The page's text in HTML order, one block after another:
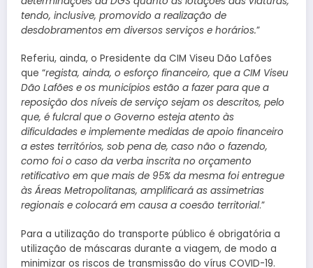
tendo, inclusive, promovido a realização de
desdobramentos em diversos serviços e horários.”
Referiu, ainda, o Presidente da CIM Viseu Dão Lafões
que “regista, ainda, o esforço financeiro, que a CIM Viseu
Dão Lafões e os municípios estão a fazer para que a
reposição dos níveis de serviço sejam os descritos, pelo
que, é fulcral que o Governo esteja atento às
dificuldades e implemente medidas de apoio financeiro
a estes territórios, sob pena de, caso não o fazendo,
como foi o caso da verba inscrita no orçamento
retificativo em que mais de 95% da mesma foi entregue
às Áreas Metropolitanas, amplificará as assimetrias
regionais e colocará em causa a coesão territorial.”
Para a utilização do transporte público é obrigatória a
utilização de máscaras durante a viagem, de modo a
minimizar os riscos de transmissão do vírus COVID-19.